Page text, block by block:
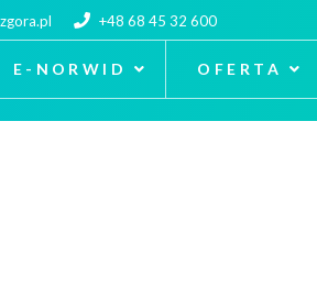
+48 68 45 32 600
E-NORWID OFERTA